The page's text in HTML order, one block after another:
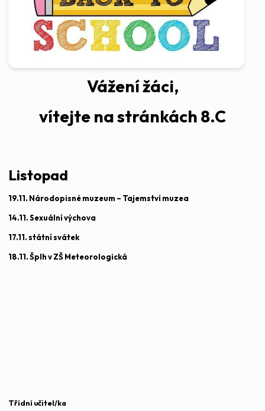
Vážení žáci,
vítejte na stránkách 8.C
Listopad
19.11. Národopisné muzeum – Tajemství muzea
14.11. Sexuální výchova
17.11. státní svátek
18.11. Šplh v ZŠ Meteorologická
Třídní učitel/ka